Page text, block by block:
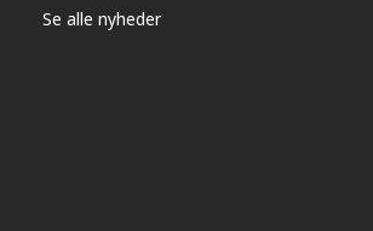
Se alle nyheder